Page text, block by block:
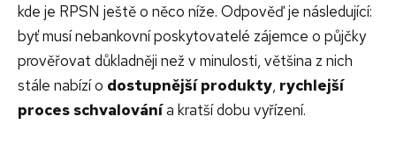
kde je RPSN ještě o něco níže. Odpověď je následující:
byť musí nebankovní poskytovatelé zájemce o půjčky
prověřovat důkladněji než v minulosti, většina z nich
stále nabízí o dostupnější produkty, rychlejší
proces schvalovánía kratší dobu vyřízení.